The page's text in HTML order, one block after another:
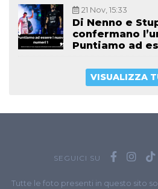
21 Nov, 15:33
Di Nenno e
confermano
Puntiamo ad
VISUALIZZA
SEGUICI SU
Tutte le foto presenti in questo sito